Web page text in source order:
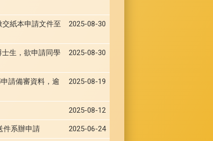
交紙本申請文件至
2025-08-30
生，欲申請同學
2025-08-30
請備審資料，逾
2025-08-19
2025-08-12
件系辦申請 2025-06-24